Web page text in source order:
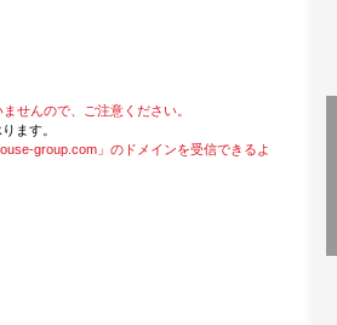
せんので、ご注意ください。
ます。
group.com」のドメインを受信できるよ